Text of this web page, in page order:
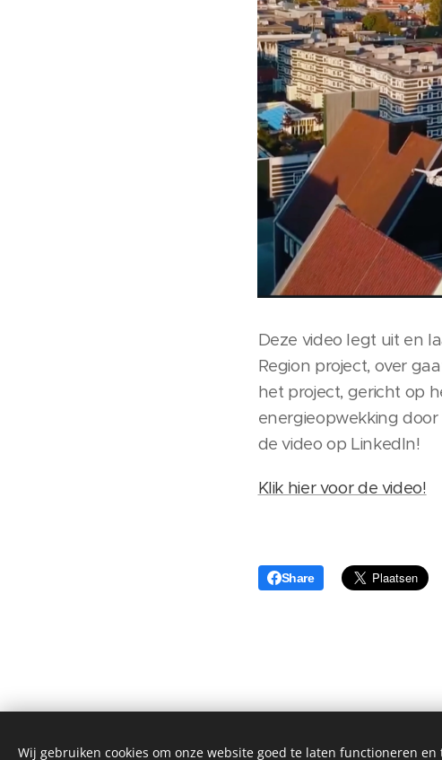
Deze video legt uit en
Region project, over
het project, gericht op
energieopwekking
de video op LinkedIn!
Klik hier voor de video!
Share
Wij gebruiken cookies om onze website goed te laten functioneren